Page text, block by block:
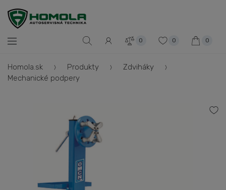
0 0 0
Homola.sk Produkty
Zdviháky
Mechanické podpery